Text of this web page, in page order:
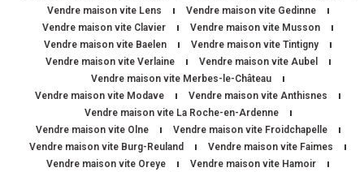
Vendre maison vite Lens
Vendre maison vite Gedinne
Vendre maison vite Clavier
Vendre maison vite Musson
Vendre maison vite Baelen
Vendre maison vite Tintigny
Vendre maison vite Verlaine
Vendre maison vite Aubel
Vendre maison vite Merbes-le-Château
Vendre maison vite Modave
Vendre maison vite Anthisnes
Vendre maison vite La Roche-en-Ardenne
Vendre maison vite Olne
Vendre maison vite Froidchapelle
Vendre maison vite Burg-Reuland
Vendre maison vite Faimes
Vendre maison vite Oreye
Vendre maison vite Hamoir